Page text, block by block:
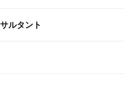
ラム トップ
ト・コラム
ルタント
サルタント トップ
トップ